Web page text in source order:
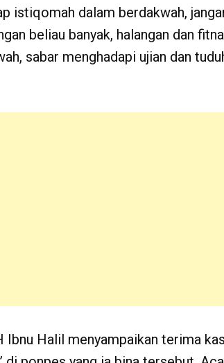
istiqomah dalam berdakwah,
beliau banyak, halangan dan
sabar menghadapi ujian dan
Ibnu Halil menyampaikan terima